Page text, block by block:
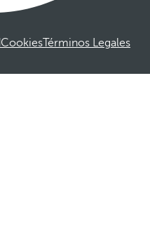
CookiesTérminos Legales